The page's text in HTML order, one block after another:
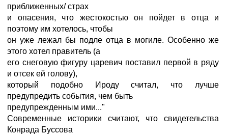
приближенных/ страх
и опасения, что жестокостью он пойдет в отца и
поэтому им хотелось, чтобы
он уже лежал бы подле отца в могиле. Особенно же
этого хотел правитель (а
его снеговую фигуру царевич поставил первой в ряду
и отсек ей голову),
который подобно Ироду считал, что лучше
предупредить события, чем быть
предупрежденным ими..."
Современные историки считают, что свидетельства
Конрада Буссова